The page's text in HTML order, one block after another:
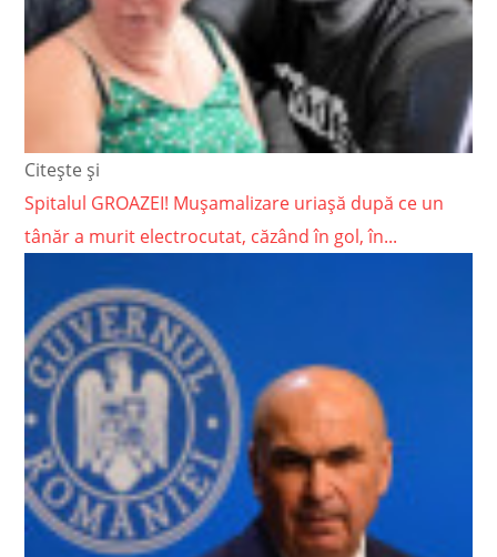
Citește și
Spitalul GROAZEI! Mușamalizare uriașă după ce un
tânăr a murit electrocutat, căzând în gol, în...